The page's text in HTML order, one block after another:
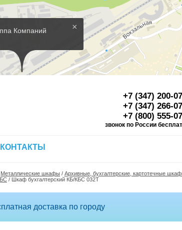
×
Компаний
Для
+7 (347) 200-
+7 (347) 266-
+7 (800) 555-
звонок по России
КОНТАКТЫ
Металлические шкафы / Архивные, бухгалтерские, картотечные
/ Шкаф бухгалтерский КБ/КБС 032Т
доставка по городу